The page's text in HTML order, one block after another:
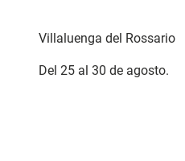
Villaluenga del Rossario
Del 25 al 30 de agosto.